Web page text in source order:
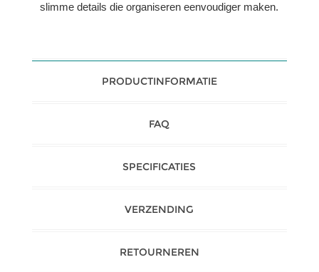
slimme details die organiseren eenvoudiger maken.
PRODUCTINFORMATIE
FAQ
SPECIFICATIES
VERZENDING
RETOURNEREN